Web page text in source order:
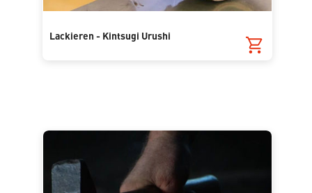
Lackieren - Kintsugi Urushi